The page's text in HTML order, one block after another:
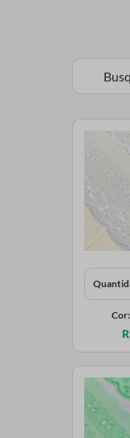
Cor: